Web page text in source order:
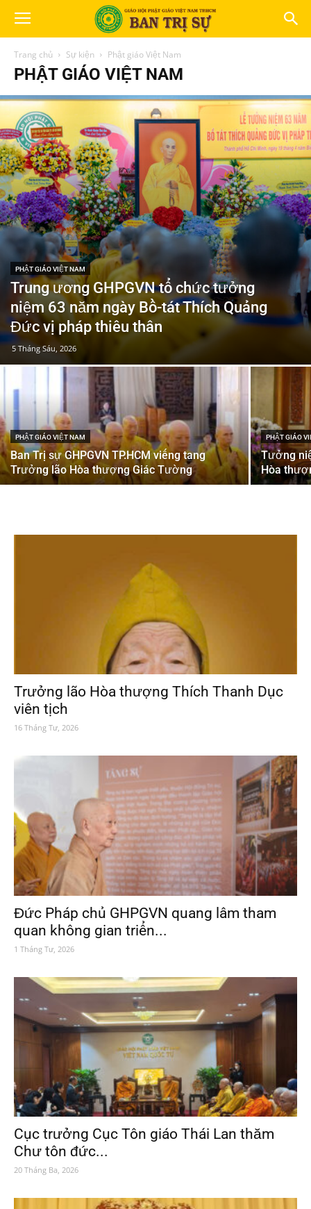
Trang chủ Sự kiện Phật giáo Việt Nam
PHẬT GIÁO VIỆT NAM
PHẬT GIÁO VIỆT NAM
Trung ương GHPGVN tổ chức tưởng
niệm 63 năm ngày Bồ-tát Thích Quảng
Đức vị pháp thiêu thân
5 Tháng Sáu, 2026
PHẬT GIÁO VIỆT NAM
Ban Trị sự GHPGVN TP.HCM viếng tang
Trưởng lão Hòa thượng Giác Tường
PHẬT GIÁO
Tưởng
Hòa
Trưởng lão Hòa thượng Thích Thanh Dục
viên tịch
16 Tháng Tư, 2026
Đức Pháp chủ GHPGVN quang lâm tham
quan không gian triển...
1 Tháng Tư, 2026
Cục trưởng Cục Tôn giáo Thái Lan thăm
Chư tôn đức...
20 Tháng Ba, 2026